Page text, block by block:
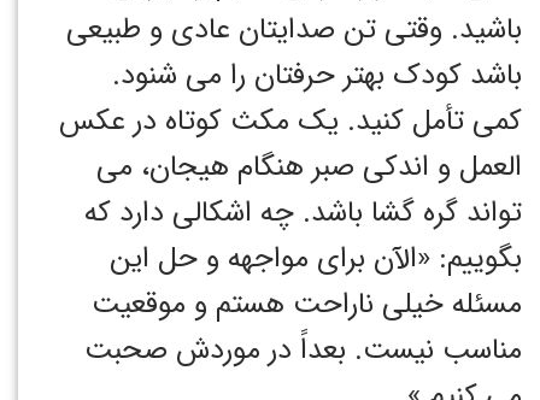
باشید. وقتی تن صدایتان عادی و طبیعی
باشد کودک بهتر حرفتان را می شنود.
کمی تأمل کنید. یک مکث کوتاه در عکس
العمل و اندکی صبر هنگام هیجان، می
تواند گره گشا باشد. چه اشکالی دارد که
بگوییم: «الآن برای مواجهه و حل این
مسئله خیلی ناراحت هستم و موقعیت
مناسب نیست. بعداً در موردش صحبت